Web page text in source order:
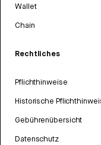
Wallet
Chain
Rechtliches
Pflichthinweise
Historische
Gebührenübersicht
Datenschutz